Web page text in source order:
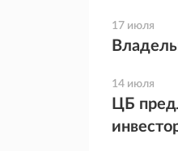
17 июля
14 июля
ЦБ